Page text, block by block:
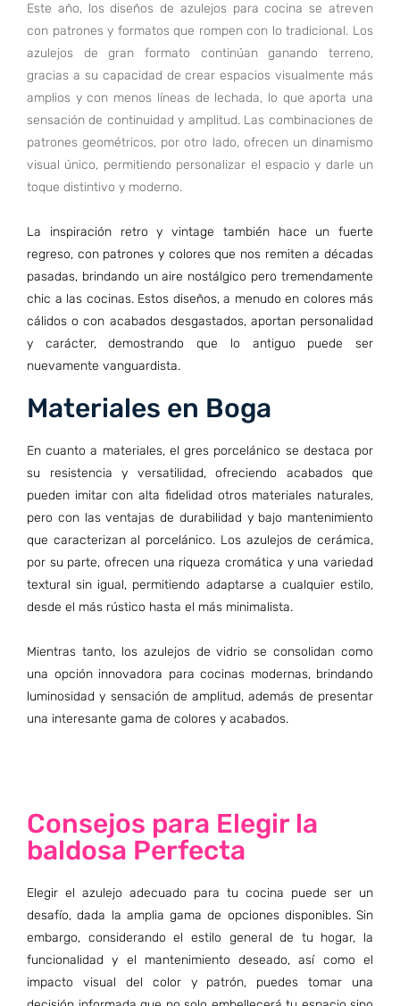
Este año, los diseños de azulejos para cocina se atreven
con patrones y formatos que rompen con lo tradicional. Los
azulejos de gran formato continúan ganando terreno,
gracias a su capacidad de crear espacios visualmente más
amplios y con menos líneas de lechada, lo que aporta una
sensación de continuidad y amplitud. Las combinaciones de
patrones geométricos, por otro lado, ofrecen un dinamismo
visual único, permitiendo personalizar el espacio y darle un
toque distintivo y moderno.
La inspiración retro y vintage también hace un fuerte
regreso, con patrones y colores que nos remiten a décadas
pasadas, brindando un aire nostálgico pero tremendamente
chic a las cocinas. Estos diseños, a menudo en colores más
cálidos o con acabados desgastados, aportan personalidad
y carácter, demostrando que lo antiguo puede ser
nuevamente vanguardista.
Materiales en Boga
En cuanto a materiales, el gres porcelánico se destaca por
su resistencia y versatilidad, ofreciendo acabados que
pueden imitar con alta fidelidad otros materiales naturales,
pero con las ventajas de durabilidad y bajo mantenimiento
que caracterizan al porcelánico. Los azulejos de cerámica,
por su parte, ofrecen una riqueza cromática y una variedad
textural sin igual, permitiendo adaptarse a cualquier estilo,
desde el más rústico hasta el más minimalista.
Mientras tanto, los azulejos de vidrio se consolidan como
una opción innovadora para cocinas modernas, brindando
luminosidad y sensación de amplitud, además de presentar
una interesante gama de colores y acabados.
Consejos para Elegir la
baldosa Perfecta
Elegir el azulejo adecuado para tu cocina puede ser un
desafío, dada la amplia gama de opciones disponibles. Sin
embargo, considerando el estilo general de tu hogar, la
funcionalidad y el mantenimiento deseado, así como el
impacto visual del color y patrón, puedes tomar una